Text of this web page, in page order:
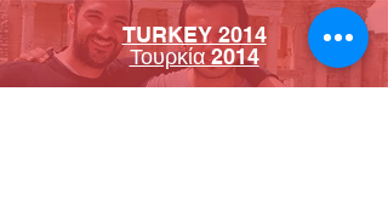
TURKEY 2014
Τουρκία 2014